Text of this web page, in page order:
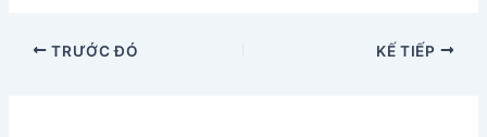
TRƯỚC ĐÓ KẾ TIẾP